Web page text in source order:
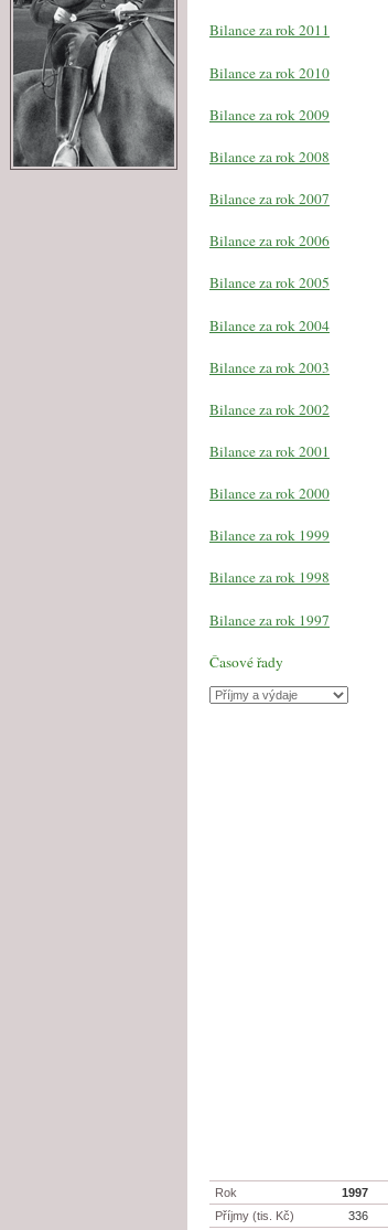
Bilance za rok 2011
Bilance za rok 2010
Bilance za rok 2009
Bilance za rok 2008
Bilance za rok 2007
Bilance za rok 2006
Bilance za rok 2005
Bilance za rok 2004
Bilance za rok 2003
Bilance za rok 2002
Bilance za rok 2001
Bilance za rok 2000
Bilance za rok 1999
Bilance za rok 1998
Bilance za rok 1997
Časové řady
Rok 1997
Příjmy (tis. Kč)
336